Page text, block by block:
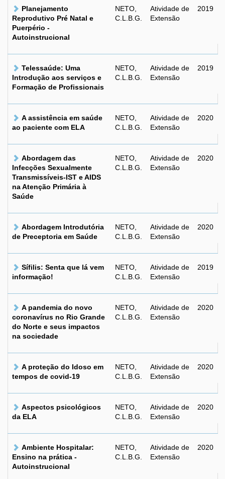
Planejamento
Reprodutivo Pré Natal e
Puerpério -
Autoinstrucional
NETO,
C.L.B.G.
Atividade de
Extensão
2019
Telessaúde: Uma
Introdução aos serviços e
Formação de Profissionais
NETO,
C.L.B.G.
Atividade de
Extensão
2019
A assistência em saúde
ao paciente com ELA
NETO,
C.L.B.G.
Atividade de
Extensão
2020
Abordagem das
Infecções Sexualmente
Transmissíveis-IST e AIDS
na Atenção Primária à
Saúde
NETO,
C.L.B.G.
Atividade de
Extensão
2020
Abordagem Introdutória
de Preceptoria em Saúde
NETO,
C.L.B.G.
Atividade de
Extensão
2020
Sífilis: Senta que lá vem
informação!
NETO,
C.L.B.G.
Atividade de
Extensão
2019
A pandemia do novo
coronavírus no Rio Grande
do Norte e seus impactos
na sociedade
NETO,
C.L.B.G.
Atividade de
Extensão
2020
A proteção do Idoso em
tempos de covid-19
NETO,
C.L.B.G.
Atividade de
Extensão
2020
Aspectos psicológicos
da ELA
NETO,
C.L.B.G.
Atividade de
Extensão
2020
Ambiente Hospitalar:
Ensino na prática -
Autoinstrucional
NETO,
C.L.B.G.
Atividade de
Extensão
2020